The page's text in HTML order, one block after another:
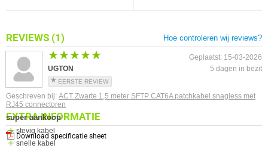
EXTRA INFORMATIE
Download specificatie sheet
REVIEWS (1) Hoe controleren wij reviews?
★★★★★
★★★★★
UGTON
EERSTE REVIEW
Geschreven bij: ACT Zwarte 1,5 meter SFTP CAT6A patchkabel snagless met
RJ45 connectoren
Geplaatst: 15-03-2026
5 dagen in bezit
super aankoop
stevig kabel
snelle kabel